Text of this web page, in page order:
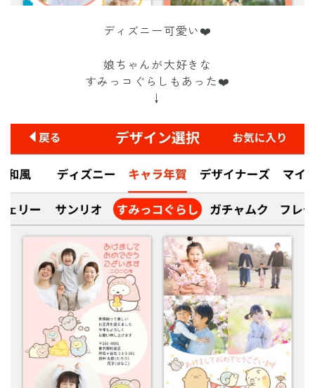
ディズニー可愛い❤️
娘ちゃんが大好きな
すみっコぐらしもあった❤️
↓